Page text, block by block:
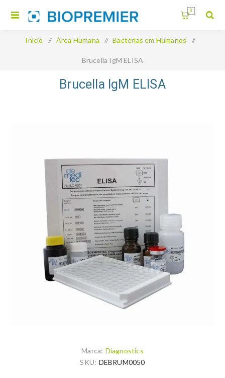
0
Início / Área Humana / Bactérias em Humanos /
Brucella IgM ELISA
Brucella IgM ELISA
Marca: Diagnostics
SKU: DEBRUM0050